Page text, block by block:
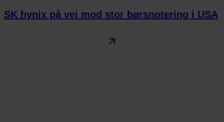
SK hynix på vej mod stor børsnotering i USA